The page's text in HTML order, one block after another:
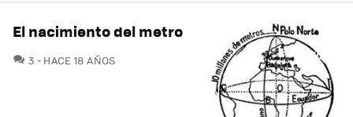
El nacimiento del metro
3 COMENTARIOS
HACE 18 AÑOS